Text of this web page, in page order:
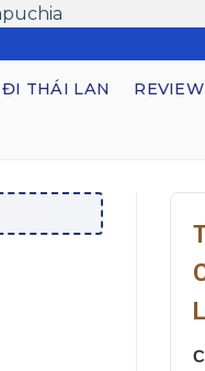
ĐI THÁI LAN